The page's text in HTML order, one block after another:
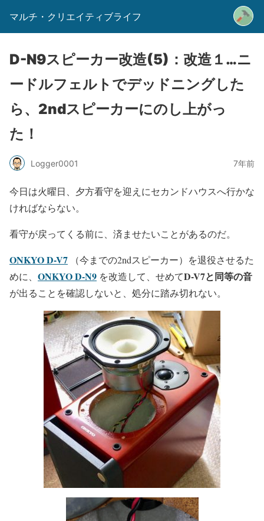
マルチ・クリエイティブライフ
D-N9スピーカー改造(5)：改造１…ニ
ードルフェルトでデッドニングした
ら、2ndスピーカーにのし上がっ
た！
Logger0001 7年前
今日は火曜日、夕方看守を迎えにセカンドハウスへ行かな
ければならない。
看守が戻ってくる前に、済ませたいことがあるのだ。
ONKYO D-V7 （今までの2ndスピーカー）を退役させるた
めに、 ONKYO D-N9 を改造して、せめてD-V7と同等の音
が出ることを確認しないと、処分に踏み切れない。